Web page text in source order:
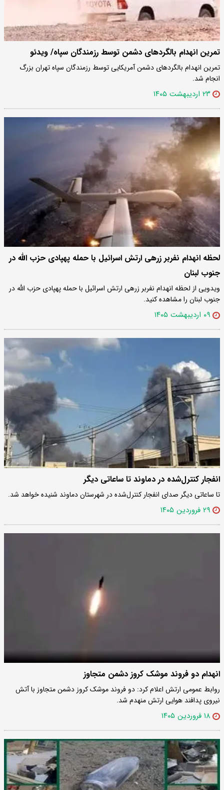
تمرین انهدام بالگردهای دشمن توسط رزمندگان سپاه/ ویدئو
تمرین انهدام بالگردهای دشمن آمریکایی توسط رزمندگان سپاه تهران بزرگ
انجام شد.
۲۳ اردیبهشت ۱۴۰۵
لحظه انهدام نفربر زرهی ارتش اسرائیل با حمله پهپادی حزب الله در
جنوب لبنان
ویدویی از لحظه انهدام نفربر زرهی ارتش اسرائیل با حمله پهپادی حزب الله در
جنوب لبنان را مشاهده کنید.
۰۹ اردیبهشت ۱۴۰۵
انفجار کنترل‌شده در دماوند تا ساعاتی دیگر
تا ساعاتی دیگر صدای انفجار کنترل‌شده در شهرستان دماوند شنیده خواهد شد.
۲۹ فروردین ۱۴۰۵
انهدام دو فروند موشک کروز دشمن متجاوز
روابط عمومی ارتش اعلام کرد: دو فروند موشک کروز دشمن متجاوز با آتش
نیروی پدافند هوایی ارتش منهدم شد.
۱۸ فروردین ۱۴۰۵